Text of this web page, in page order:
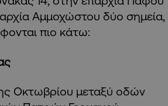
Αμμοχώστου δύο σημεία,
πιο κάτω:
Οκτωβρίου μεταξύ οδών